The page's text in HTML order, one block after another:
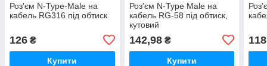
Роз'єм N-Type-Male на
кабель RG316 під обтиск
126 ₴
Купити
Роз'єм N-Type Male на
кабель RG-58 під обтиск,
кутовий
142,98₴
Купити